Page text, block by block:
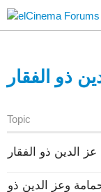
ذو الفقار
Topic
وعز الدين ذو